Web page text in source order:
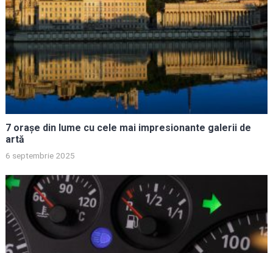
7 orașe din lume cu cele mai impresionante galerii de
artă
6 septembrie 2025